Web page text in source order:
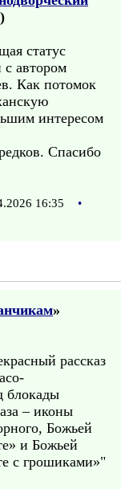
)
статус
с автором
Как потомок
интересом
Спасибо
16:35
•
»
рассказ
блокады
– иконы
Божьей
и Божьей
с грошиками»"